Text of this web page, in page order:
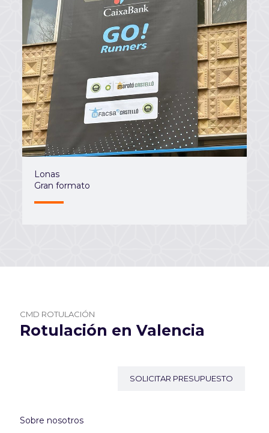
Lonas
Gran formato
CMD ROTULACIÓN
Rotulación en Valencia
SOLICITAR PRESUPUESTO
Sobre nosotros